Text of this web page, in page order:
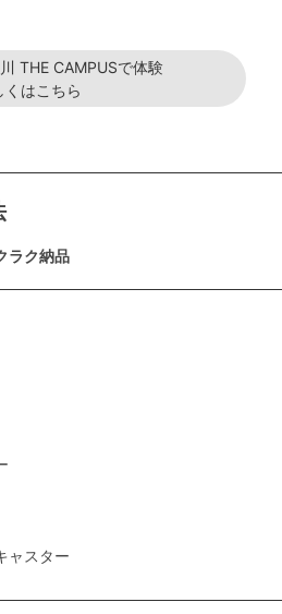
THE CAMPUSで体験
くはこちら
ラク納品
ャスター